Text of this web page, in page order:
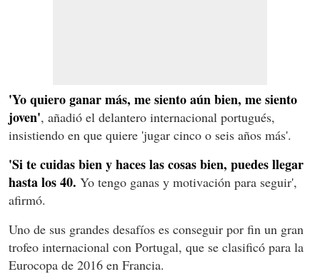
'Yo quiero ganar más, me siento aún bien, me siento
joven', añadió el delantero internacional portugués,
insistiendo en que quiere 'jugar cinco o seis años más'.
'Si te cuidas bien y haces las cosas bien, puedes llegar
hasta los 40. Yo tengo ganas y motivación para seguir',
afirmó.
Uno de sus grandes desafíos es conseguir por fin un gran
trofeo internacional con Portugal, que se clasificó para la
Eurocopa de 2016 en Francia.